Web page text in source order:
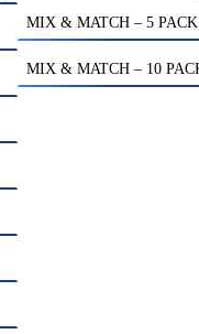
MIX & MATCH – 5 PACK
MIX & MATCH – 10